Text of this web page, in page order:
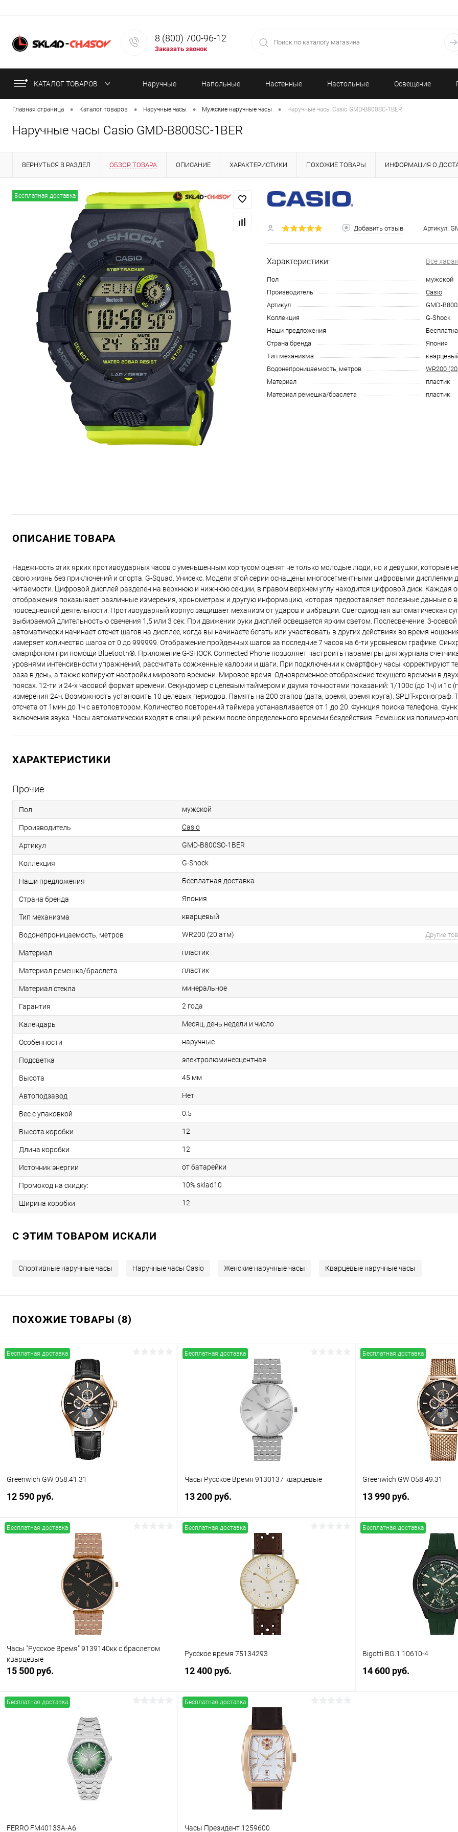
8 (800) 700-96-12
Заказать звонок
КАТАЛОГ ТОВАРОВ Наручные
часы
Напольные
часы
Настенные Настольные Освещение
Главная страница • Каталог товаров • Наручные часы • Мужские наручные часы • Наручные часы Casio GMD-B800SC-1BER
Наручные часы Casio GMD-B800SC-1BER
ВЕРНУТЬСЯ В РАЗДЕЛ ОБЗОР ТОВАРА ОПИСАНИЕ ХАРАКТЕРИСТИКИ ПОХОЖИЕ ТОВАРЫ ИНФОРМАЦИЯ О
ИНФОРМАЦИЯ ОБ ОПЛАТЕ СТАТЬИ
Бесплатная доставка
Добавить отзыв Артикул:
Характеристики: Все
Пол
мужской
Производитель
Casio
Артикул
GMD-
Коллекция
G-Shock
Наши предложения
Страна бренда
Япония
Тип механизма
Водонепроницаемость, метров
WR200
Материал
пластик
Материал ремешка/браслета
пластик
ОПИСАНИЕ ТОВАРА
Надежность этих ярких противоударных часов с уменьшенным корпусом оценят не только молодые люди, но и девушки, которые
свою жизнь без приключений и спорта. G-Squad. Унисекс. Модели этой серии оснащены многосегментными цифровыми дисплеями
читаемости. Цифровой дисплей разделен на верхнюю и нижнюю секции, в правом верхнем углу находится цифровой диск. Каждая
отображения показывает различные измерения, хронометраж и другую информацию, которая предоставляет полезные данные о
повседневной деятельности. Противоударный корпус защищает механизм от ударов и вибрации. Светодиодная автоматическая
выбираемой длительностью свечения 1,5 или 3 сек. При движении руки дисплей освещается ярким светом. Послесвечение. 3-
автоматически начинает отсчет шагов на дисплее, когда вы начинаете бегать или участвовать в других действиях во время
измеряет количество шагов от 0 до 999999. Отображение пройденных шагов за последние 7 часов на 6-ти уровневом графике.
смартфоном при помощи Bluetooth®. Приложение G-SHOCK Connected Phone позволяет настроить параметры для журнала
уровнями интенсивности упражнений, рассчитать сожженные калории и шаги. При подключении к смартфону часы корректируют
раза в день, а также копируют настройки мирового времени. Мировое время. Одновременное отображение текущего времени в
поясах. 12-ти и 24-х часовой формат времени. Секундомер с целевым таймером и двумя точностями показаний: 1/100с (до 1ч) и 1с
измерения 24ч. Возможность установить 10 целевых периодов. Память на 200 этапов (дата, время, время круга). SPLIT-хронограф.
отсчета от 1мин до 1ч с автоповтором. Количество повторений таймера устанавливается от 1 до 20. Функция поиска телефона.
включения звука. Часы автоматически входят в спящий режим после определенного времени бездействия. Ремешок из
ХАРАКТЕРИСТИКИ
Прочие
Пол мужской
Производитель Casio
Артикул GMD-B800SC-1BER
Коллекция G-Shock
Наши предложения Бесплатная доставка
Страна бренда Япония
Тип механизма кварцевый
Водонепроницаемость, метров WR200 (20 атм) Другие
Материал пластик
Материал ремешка/браслета пластик
Материал стекла минеральное
Гарантия 2 года
Календарь Месяц, день недели и число
Особенности наручные
Подсветка электролюминесцентная
Высота 45 мм
Автоподзавод Нет
Вес с упаковкой 0.5
Высота коробки 12
Длина коробки 12
Источник энергии от батарейки
Промокод на скидку: 10% sklad10
Ширина коробки 12
C ЭТИМ ТОВАРОМ ИСКАЛИ
Спортивные наручные часы Наручные часы Casio Женские наручные часы Кварцевые наручные часы
ПОХОЖИЕ ТОВАРЫ (8)
Бесплатная доставка
Greenwich GW 058.41.31
12 590 руб.
В корзину
Сравнение
В наличии
Бесплатная доставка
Часы Русское Время 9130137 кварцевые
13 200 руб.
В корзину
Сравнение
В наличии
Бесплатная доставка
Greenwich GW 058.49.31
13 990 руб.
В
Купить в 1 клик
Бесплатная доставка
Часы "Русское Время" 9139140кк с браслетом
кварцевые
15 500 руб.
В наличии
Бесплатная доставка
Русское время 75134293
12 400 руб.
В корзину
Сравнение
В наличии
Бесплатная доставка
Bigotti BG.1.10610-4
14 600 руб.
Бесплатная доставка
FERRO FM40133A-A6
Бесплатная доставка
Часы Президент 1259600